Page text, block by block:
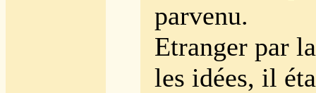
parvenu.
Etranger par
les idées, il